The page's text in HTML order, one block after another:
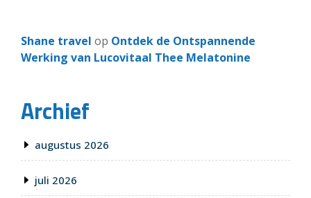
Shane travel op Ontdek de Ontspannende
Werking van Lucovitaal Thee Melatonine
Archief
augustus 2026
juli 2026